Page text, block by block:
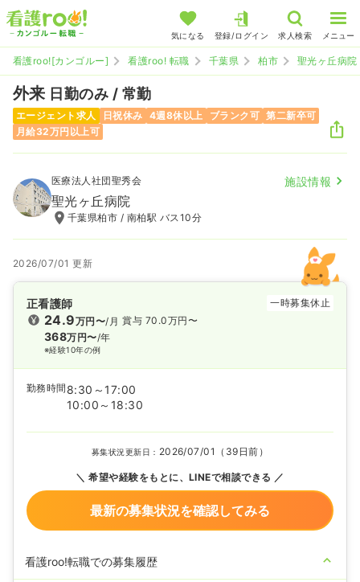
気になる 登録/ログイン 求人検索 メニュー
看護roo![カンゴルー] 看護roo! 転職 千葉県 柏市 聖光ヶ丘病院
外来 日勤のみ / 常勤
エージェント求人 日祝休み 4週8休以上 ブランク可 第二新卒可
月給32万円以上可
医療法人社団聖秀会 施設情報
聖光ヶ丘病院
千葉県柏市 / 南柏駅 バス10分
2026/07/01 更新
正看護師 一時募集休止
24.9万円〜/月
368万円〜/年
※経験10年の例
賞与 70.0万円〜
勤務時間 8:30～17:00
10:00～18:30
募集状況更新日： 2026/07/01（39日前）
希望や経験をもとに、LINEで相談できる
最新の募集状況を確認してみる
看護roo!転職での募集履歴